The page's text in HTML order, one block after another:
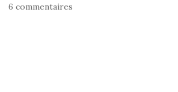
6 commentaires